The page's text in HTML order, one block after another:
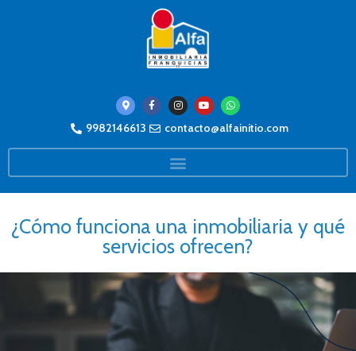
9982146613 contacto@alfainitio.com
¿Cómo funciona una inmobiliaria y qué
servicios ofrecen?